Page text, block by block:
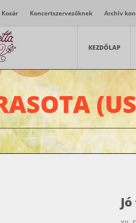
Kosár Koncertszervezőknek Archív
KEZDŐLAP